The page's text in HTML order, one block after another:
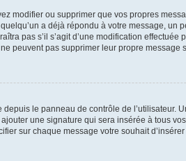
modifier ou supprimer que vos propres
a déjà répondu à votre message, un
pas s’il s’agit d’une modification
peuvent pas supprimer leur propre message
le panneau de contrôle de l’utilisateur.
une signature qui sera insérée à tous
sur chaque message votre souhait